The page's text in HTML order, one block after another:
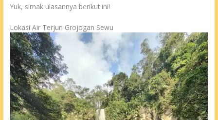
Yuk, simak ulasannya berikut ini!
Lokasi Air Terjun Grojogan Sewu